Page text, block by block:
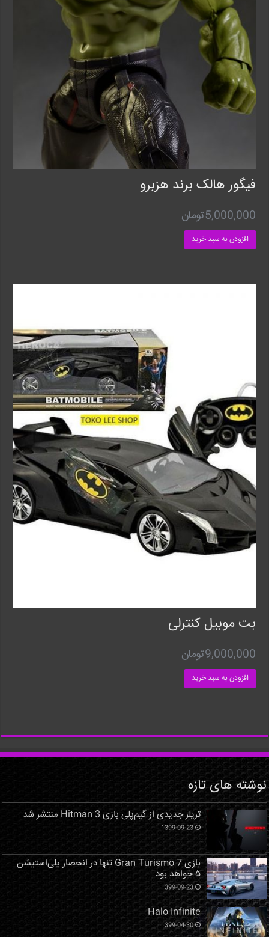
فیگور هالک برند هزبرو
5,000,000تومان
افزودن به سبد خرید
بت موبیل کنترلی
9,000,000تومان
افزودن به سبد خرید
نوشته های تازه
تریلر جدیدی از گیم‌پلی بازی Hitman 3 منتشر شد
1399-09-23
بازی Gran Turismo 7 تنها در انحصار پلی‌استیشن
۵ خواهد بود
1399-09-23
Halo Infinite
1399-04-30